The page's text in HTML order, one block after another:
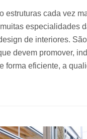
estruturas cada vez
especialidades
de interiores.
devem promover,
forma eficiente, a